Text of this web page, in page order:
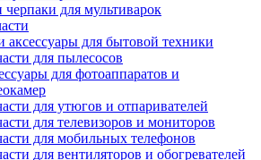
для мультиварок
аксессуары для бытовой техники
для пылесосов
для фотоаппаратов и
для утюгов и отпаривателей
для телевизоров и мониторов
для мобильных телефонов
для вентиляторов и обогревателей